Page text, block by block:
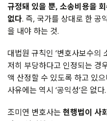
규정돼 있을 뿐, 소송비용을
없다. 즉, 국가를 상대로 한 공
을 내야 하는 것.
대법원 규칙인 ‘변호사보수의
저히 부당하다고 인정되는 경
액 산정할 수 있도록 하고 있
사유에는 역시 ‘공익성‘은 없다.
조미연 변호사는 현행법이 사